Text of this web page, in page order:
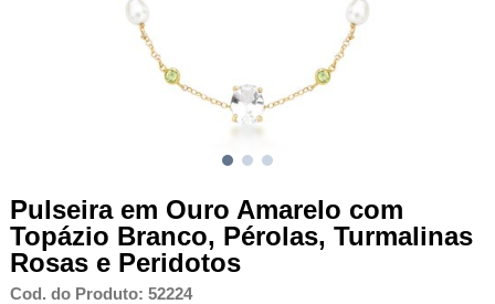
Pulseira em Ouro Amarelo com
Topázio Branco, Pérolas, Turmalinas
Rosas e Peridotos
Cod. do Produto: 52224